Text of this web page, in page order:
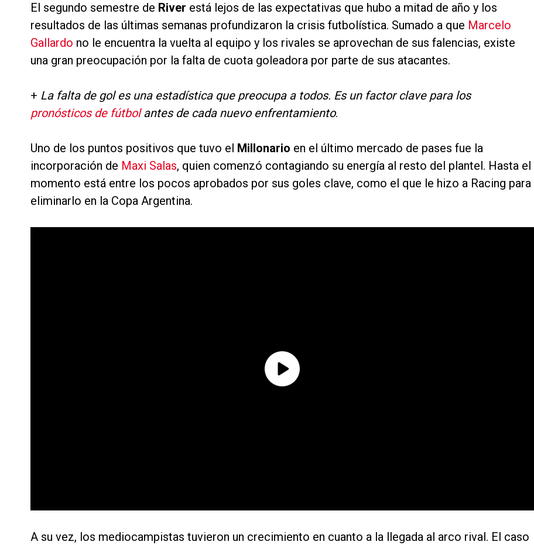
El segundo semestre de River está lejos de las expectativas que hubo a mitad de año y los
resultados de las últimas semanas profundizaron la crisis futbolística. Sumado a que Marcelo
Gallardo no le encuentra la vuelta al equipo y los rivales se aprovechan de sus falencias, existe
una gran preocupación por la falta de cuota goleadora por parte de sus atacantes.
+ La falta de gol es una estadística que preocupa a todos. Es un factor clave para los
pronósticos de fútbolantes de cada nuevo enfrentamiento.
Uno de los puntos positivos que tuvo el Millonario en el último mercado de pases fue la
incorporación de Maxi Salas, quien comenzó contagiando su energía al resto del plantel. Hasta el
momento está entre los pocos aprobados por sus goles clave, como el que le hizo a Racing para
eliminarlo en la Copa Argentina.
A su vez, los mediocampistas tuvieron un crecimiento en cuanto a la llegada al arco rival. El caso